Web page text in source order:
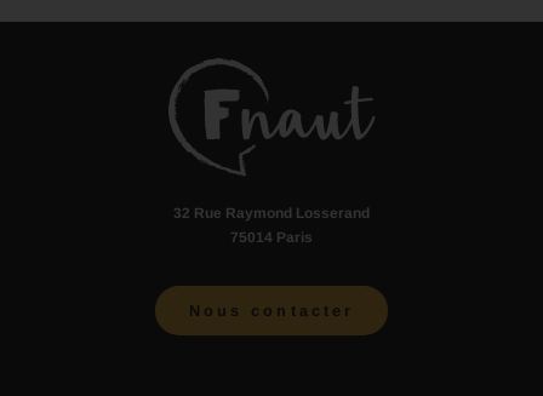
32 Rue Raymond Losserand
75014 Paris
Nous contacter